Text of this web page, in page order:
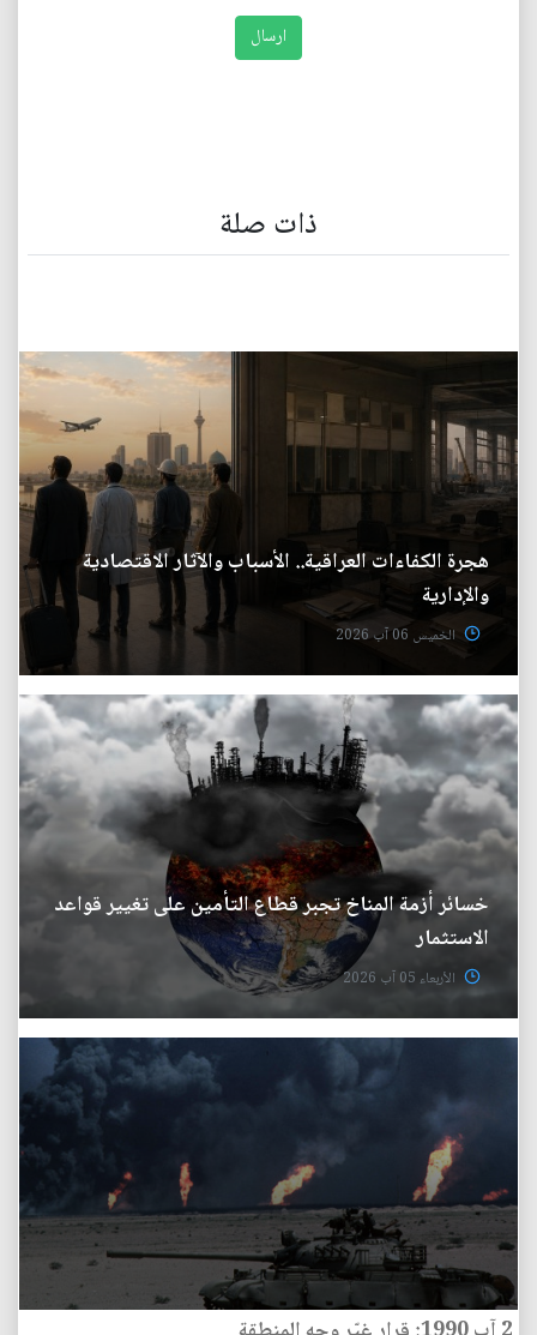
ذات صلة
هجرة الكفاءات العراقية.. الأسباب والآثار الاقتصادية
والإدارية
الخميس 06 آب 2026
خسائر أزمة المناخ تجبر قطاع التأمين على تغيير قواعد
الاستثمار
الأربعاء 05 آب 2026